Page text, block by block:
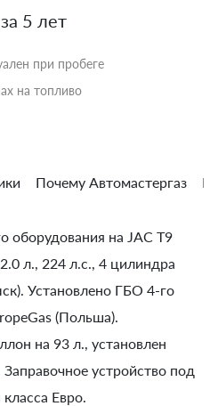
5 лет
при пробеге
на топливо
Почему Автомастергаз
оборудования на JAC T9
л., 224 л.с., 4 цилиндра
Установлено ГБО 4-го
(Польша).
на 93 л., установлен
устройство под
Евро.